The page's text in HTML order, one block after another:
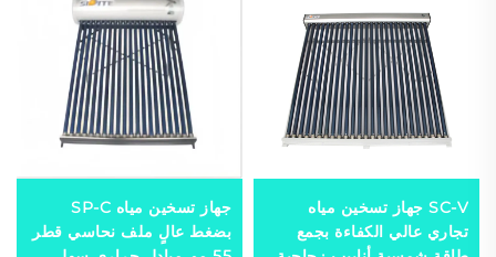
SC-V جهاز تسخين مياه
تجاري عالي الكفاءة بجمع
جهاز تسخين مياه SP-C
بضغط عالٍ ملف نحاسي قطر